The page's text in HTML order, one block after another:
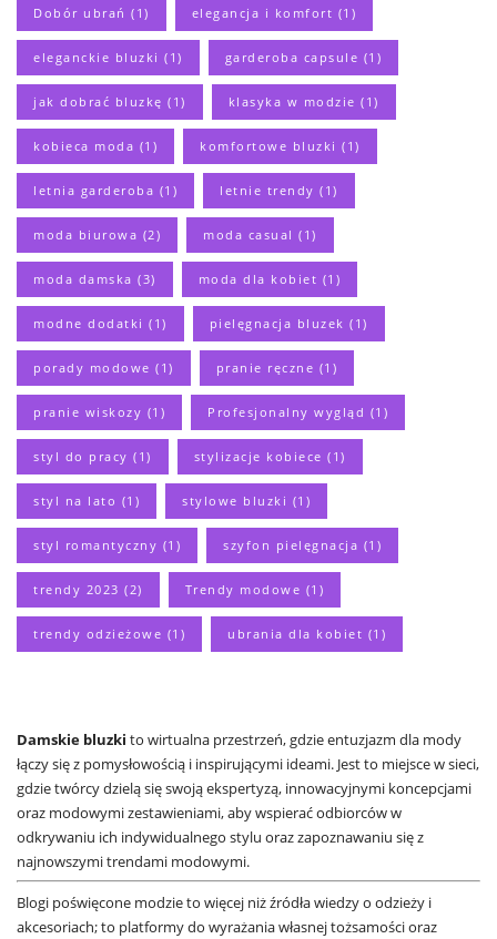
Dobór ubrań (1) elegancja i komfort (1)
eleganckie bluzki (1) garderoba capsule (1)
jak dobrać bluzkę (1) klasyka w modzie (1)
kobieca moda (1) komfortowe bluzki (1)
letnia garderoba (1) letnie trendy (1)
moda biurowa (2) moda casual (1)
moda damska (3) moda dla kobiet (1)
modne dodatki (1) pielęgnacja bluzek (1)
porady modowe (1) pranie ręczne (1)
pranie wiskozy (1) Profesjonalny wygląd (1)
styl do pracy (1) stylizacje kobiece (1)
styl na lato (1) stylowe bluzki (1)
styl romantyczny (1) szyfon pielęgnacja (1)
trendy 2023 (2) Trendy modowe (1)
trendy odzieżowe (1) ubrania dla kobiet (1)
Damskie bluzki to wirtualna przestrzeń, gdzie entuzjazm dla mody
łączy się z pomysłowością i inspirującymi ideami. Jest to miejsce w sieci,
gdzie twórcy dzielą się swoją ekspertyzą, innowacyjnymi koncepcjami
oraz modowymi zestawieniami, aby wspierać odbiorców w
odkrywaniu ich indywidualnego stylu oraz zapoznawaniu się z
najnowszymi trendami modowymi.
Blogi poświęcone modzie to więcej niż źródła wiedzy o odzieży i
akcesoriach; to platformy do wyrażania własnej tożsamości oraz